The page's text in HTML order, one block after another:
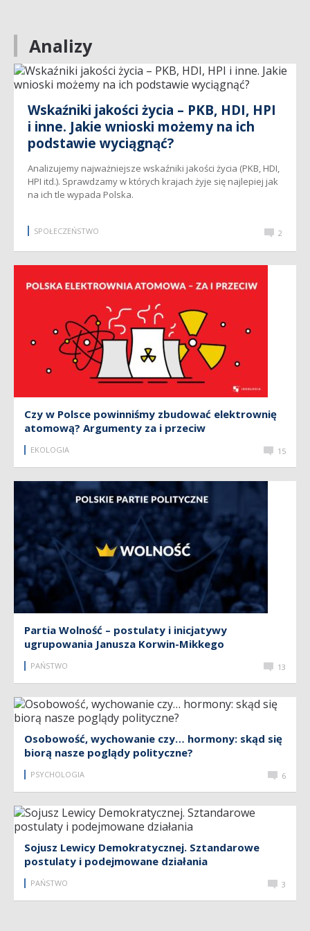
Analizy
Wskaźniki jakości życia – PKB, HDI, HPI
i inne. Jakie wnioski możemy na ich
podstawie wyciągnąć?
Analizujemy najważniejsze wskaźniki jakości życia (PKB, HDI,
HPI itd.). Sprawdzamy w których krajach żyje się najlepiej jak
na ich tle wypada Polska.
SPOŁECZEŃSTWO 2
Czy w Polsce powinniśmy zbudować elektrownię
atomową? Argumenty za i przeciw
EKOLOGIA 15
Partia Wolność – postulaty i inicjatywy
ugrupowania Janusza Korwin-Mikkego
PAŃSTWO 13
Osobowość, wychowanie czy… hormony: skąd się
biorą nasze poglądy polityczne?
PSYCHOLOGIA 6
Sojusz Lewicy Demokratycznej. Sztandarowe
postulaty i podejmowane działania
PAŃSTWO 3